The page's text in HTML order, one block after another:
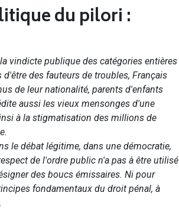
du pilori :
vindicte publique des catégories entières
des fauteurs de troubles, Français
de leur nationalité, parents d'enfants
aussi les vieux mensonges d'une
à la stigmatisation des millions de
le débat légitime, dans une démocratie,
de l'ordre public n'a pas à être utilisé
des boucs émissaires. Ni pour
fondamentaux du droit pénal, à